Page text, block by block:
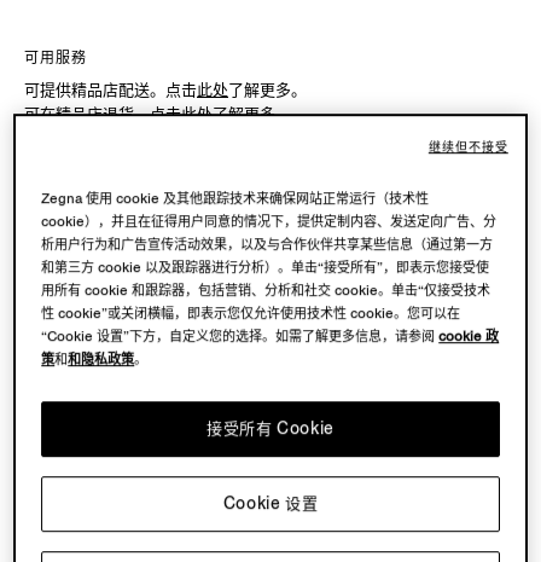
可用服務
可提供精品店配送。点击此处了解更多。
可在精品店退货。点击此处了解更多。
精品店试穿
预约到店
预订您的 Vellus Aureum 体验
Zegna 使用 cookie 及其他跟踪技术来确保网站正常运行（技术性
cookie），并且在征得用户同意的情况下，提供定制内容、发送定向广告、分
析用户行为和广告宣传活动效果，以及与合作伙伴共享某些信息（通过第一方
和第三方 cookie 以及跟踪器进行分析）。单击“接受所有”，即表示您接受使
用所有 cookie 和跟踪器，包括营销、分析和社交 cookie。单击“仅接受技术
性 cookie”或关闭横幅，即表示您仅允许使用技术性 cookie。您可以在
“Cookie 设置”下方，自定义您的选择。如需了解更多信息，请参阅cookie 政
策和和隐私政策。
接受所有 Cookie
Cookie 设置
继续但不接受